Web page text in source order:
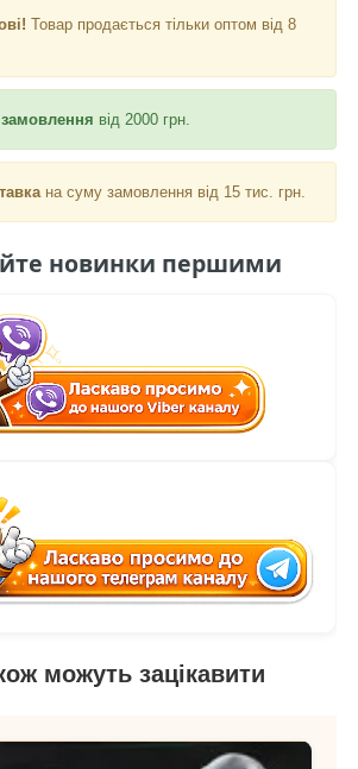
Товар продається тільки оптом від 8
від 2000 грн.
на суму замовлення від 15 тис. грн.
новинки першими
можуть зацікавити